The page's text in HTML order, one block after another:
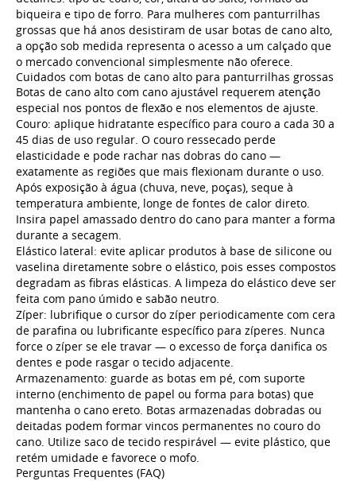
biqueira e tipo de forro. Para mulheres com panturrilhas
grossas que há anos desistiram de usar botas de cano alto,
a opção sob medida representa o acesso a um calçado que
o mercado convencional simplesmente não oferece.
Cuidados com botas de cano alto para panturrilhas grossas
Botas de cano alto com cano ajustável requerem atenção
especial nos pontos de flexão e nos elementos de ajuste.
Couro: aplique hidratante específico para couro a cada 30 a
45 dias de uso regular. O couro ressecado perde
elasticidade e pode rachar nas dobras do cano —
exatamente as regiões que mais flexionam durante o uso.
Após exposição à água (chuva, neve, poças), seque à
temperatura ambiente, longe de fontes de calor direto.
Insira papel amassado dentro do cano para manter a forma
durante a secagem.
Elástico lateral: evite aplicar produtos à base de silicone ou
vaselina diretamente sobre o elástico, pois esses compostos
degradam as fibras elásticas. A limpeza do elástico deve ser
feita com pano úmido e sabão neutro.
Zíper: lubrifique o cursor do zíper periodicamente com cera
de parafina ou lubrificante específico para zíperes. Nunca
force o zíper se ele travar — o excesso de força danifica os
dentes e pode rasgar o tecido adjacente.
Armazenamento: guarde as botas em pé, com suporte
interno (enchimento de papel ou forma para botas) que
mantenha o cano ereto. Botas armazenadas dobradas ou
deitadas podem formar vincos permanentes no couro do
cano. Utilize saco de tecido respirável — evite plástico, que
retém umidade e favorece o mofo.
Perguntas Frequentes (FAQ)